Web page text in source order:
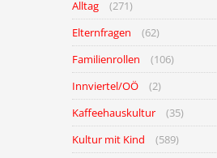
Alltag
(271)
Elternfragen
(62)
Familienrollen
(106)
Innviertel/OÖ
(2)
Kaffeehauskultur
(35)
Kultur mit Kind
(589)